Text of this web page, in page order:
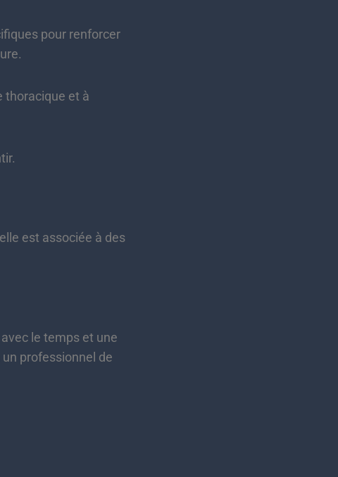
pour renforcer
thoracique et à
est associée à des
le temps et une
professionnel de